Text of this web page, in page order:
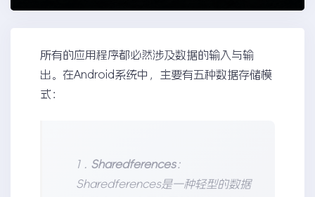
所有的应用程序都必然涉及数据的输入与输
出。在Android系统中，主要有五种数据存储模
式：
1 . Sharedferences：
Sharedferences是一种轻型的数据